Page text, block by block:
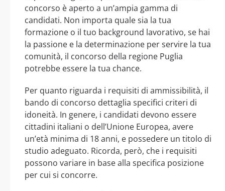
concorso è aperto a un’ampia gamma di
candidati. Non importa quale sia la tua
formazione o il tuo background lavorativo, se hai
la passione e la determinazione per servire la tua
comunità, il concorso della regione Puglia
potrebbe essere la tua chance.
Per quanto riguarda i requisiti di ammissibilità, il
bando di concorso dettaglia specifici criteri di
idoneità. In genere, i candidati devono essere
cittadini italiani o dell’Unione Europea, avere
un’età minima di 18 anni, e possedere un titolo di
studio adeguato. Ricorda, però, che i requisiti
possono variare in base alla specifica posizione
per cui si concorre.